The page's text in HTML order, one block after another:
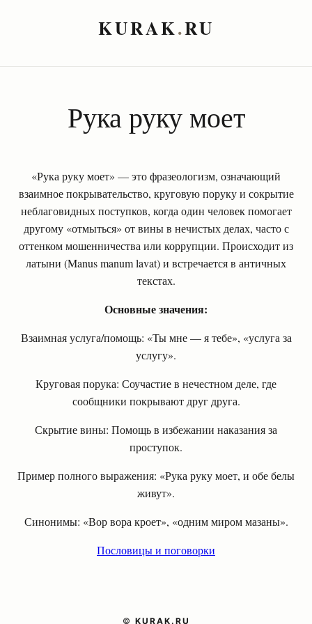
KURAK.RU
Рука руку моет
«Рука руку моет» — это фразеологизм, означающий
взаимное покрывательство, круговую поруку и сокрытие
неблаговидных поступков, когда один человек помогает
другому «отмыться» от вины в нечистых делах, часто с
оттенком мошенничества или коррупции. Происходит из
латыни (Manus manum lavat) и встречается в античных
текстах.
Основные значения:
Взаимная услуга/помощь: «Ты мне — я тебе», «услуга за
услугу».
Круговая порука: Соучастие в нечестном деле, где
сообщники покрывают друг друга.
Скрытие вины: Помощь в избежании наказания за
проступок.
Пример полного выражения: «Рука руку моет, и обе белы
живут».
Синонимы: «Вор вора кроет», «одним миром мазаны».
Пословицы и поговорки
© KURAK.RU